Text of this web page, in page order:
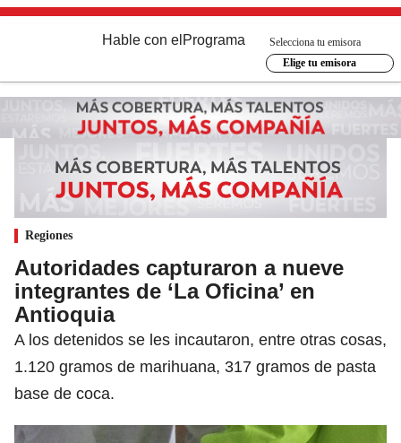
Hable con el Programa
Selecciona tu emisora
Elige tu emisora
Regiones
Autoridades capturaron a nueve
integrantes de ‘La Oficina’ en
Antioquia
A los detenidos se les incautaron, entre otras cosas,
1.120 gramos de marihuana, 317 gramos de pasta
base de coca.